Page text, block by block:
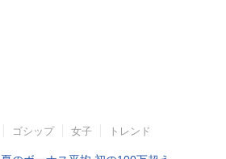
ゴシップ 女子 トレンド